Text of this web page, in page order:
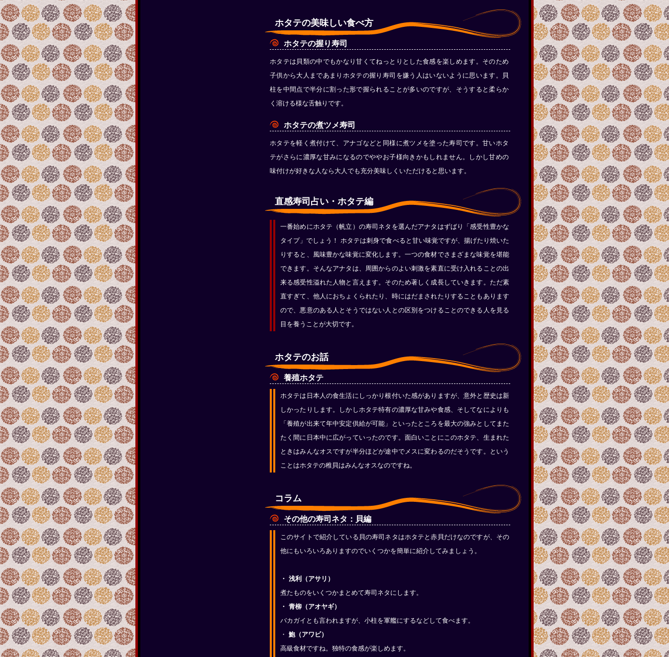
ホタテの美味しい食べ方
ホタテの握り寿司
ホタテは貝類の中でもかなり甘くてねっとりとした食感を楽しめます。そのため
子供から大人まであまりホタテの握り寿司を嫌う人はいないように思います。貝
柱を中間点で半分に割った形で握られることが多いのですが、そうすると柔らか
く溶ける様な舌触りです。
ホタテの煮ツメ寿司
ホタテを軽く煮付けて、アナゴなどと同様に煮ツメを塗った寿司です。甘いホタ
テがさらに濃厚な甘みになるのでややお子様向きかもしれません。しかし甘めの
味付けが好きな人なら大人でも充分美味しくいただけると思います。
直感寿司占い・ホタテ編
一番始めにホタテ（帆立）の寿司ネタを選んだアナタはずばり「感受性豊かな
タイプ」でしょう！ ホタテは刺身で食べると甘い味覚ですが、揚げたり焼いた
りすると、風味豊かな味覚に変化します。一つの食材でさまざまな味覚を堪能
できます。そんなアナタは、周囲からのよい刺激を素直に受け入れることの出
来る感受性溢れた人物と言えます。そのため著しく成長していきます。ただ素
直すぎて、他人におちょくられたり、時にはだまされたりすることもあります
ので、悪意のある人とそうではない人との区別をつけることのできる人を見る
目を養うことが大切です。
ホタテのお話
養殖ホタテ
ホタテは日本人の食生活にしっかり根付いた感がありますが、意外と歴史は新
しかったりします。しかしホタテ特有の濃厚な甘みや食感、そしてなによりも
「養殖が出来て年中安定供給が可能」といったところを最大の強みとしてまた
たく間に日本中に広がっていったのです。面白いことにこのホタテ、生まれた
ときはみんなオスですが半分ほどが途中でメスに変わるのだそうです。という
ことはホタテの稚貝はみんなオスなのですね。
コラム
その他の寿司ネタ：貝編
このサイトで紹介している貝の寿司ネタはホタテと赤貝だけなのですが、その
他にもいろいろありますのでいくつかを簡単に紹介してみましょう。
・ 浅利（アサリ）
煮たものをいくつかまとめて寿司ネタにします。
・ 青柳（アオヤギ）
バカガイとも言われますが、小柱を軍艦にするなどして食べます。
・ 鮑（アワビ）
高級食材ですね。独特の食感が楽しめます。